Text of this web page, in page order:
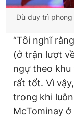
Dù duy trì
“Tôi nghĩ
(ở trận lượt
ngự theo khu
rất tốt. Vì
trong khi
McTominay